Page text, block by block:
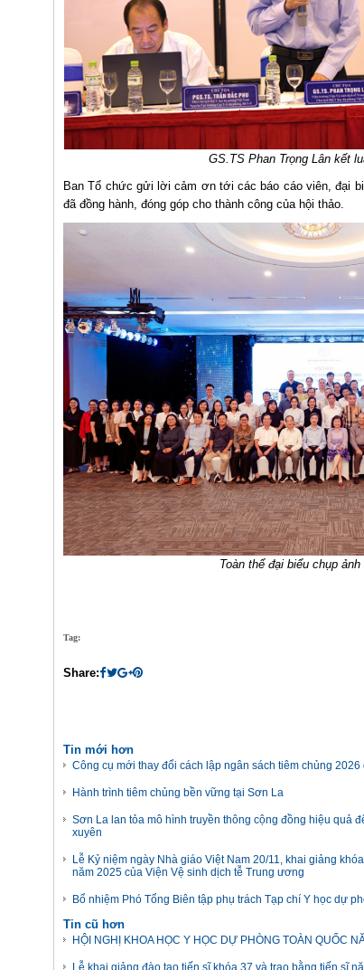
GS.TS Phan Trọng Lân kết
Ban Tổ chức gửi lời cảm ơn tới các báo cáo viên, đại
đã đồng hành, đóng góp cho thành công của hội thảo.
Toàn thể đại biểu chụp
Tag:
Share:
Tin mới hơn
Công cụ mới thay đổi cách lập ngân sách tiêm chủng
Hành trình tiêm chủng bền vững tại Sơn La
Sơn La lan tỏa mô hình truyền thông cộng đồng hiệu quả
xuyên
Lễ Kỷ niệm ngày Nhà giáo Việt Nam 20/11, khai giảng
năm 2025 của Viện Vệ sinh dịch tễ Trung ương
Bổ nhiệm Phó Tổng Biên tập phụ trách Tạp chí Y học dự
Tin cũ hơn
HỘI NGHỊ KHOA HỌC Y HỌC DỰ PHÒNG TOÀN QUỐC
Lễ khai giảng đào tạo tiến sĩ khóa 37 và trao bằng tiến sĩ